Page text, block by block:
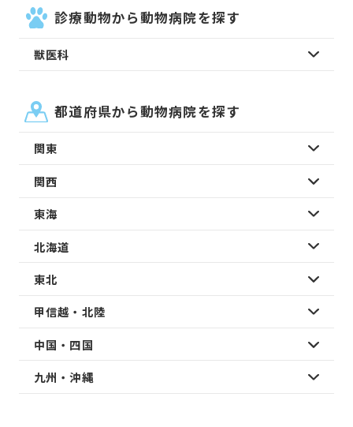
診療動物から動物病院を探す
獣医科
都道府県から動物病院を探す
関東
関西
東海
北海道
東北
甲信越・北陸
中国・四国
九州・沖縄